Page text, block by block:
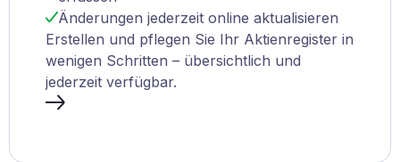
Änderungen jederzeit online aktualisieren
Erstellen und pflegen Sie Ihr Aktienregister in
wenigen Schritten – übersichtlich und
jederzeit verfügbar.